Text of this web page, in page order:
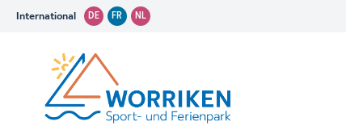
International DE FR NL